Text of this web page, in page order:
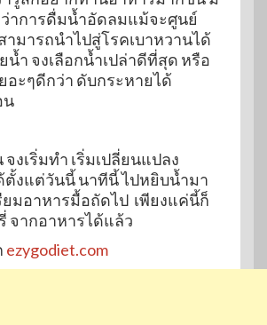
าการดื่มน้ำอัดลมแม้จะศูนย์
มารถนำไปสู่โรคเบาหวานได้
น้ำ จงเลือกน้ำเปล่าดีที่สุด หรือ
อะๆดีกว่า ดับกระหายได้
น
งเริ่มทำ เริ่มเปลี่ยนแปลง
ตั้งแต่วันนี้ นาทีนี้ ไปหยิบน้ำมา
มอาหารมื้อถัดไป เพียงแค่นี้ก็
จากอาหารได้แล้ว
ezygodiet.com